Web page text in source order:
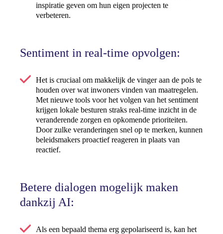
inspiratie geven om hun eigen projecten te
verbeteren.
Sentiment in real-time opvolgen:
Het is cruciaal om makkelijk de vinger aan de pols te
houden over wat inwoners vinden van maatregelen.
Met nieuwe tools voor het volgen van het sentiment
krijgen lokale besturen straks real-time inzicht in de
veranderende zorgen en opkomende prioriteiten.
Door zulke veranderingen snel op te merken, kunnen
beleidsmakers proactief reageren in plaats van
reactief.
Betere dialogen mogelijk maken
dankzij AI:
Als een bepaald thema erg gepolariseerd is, kan het